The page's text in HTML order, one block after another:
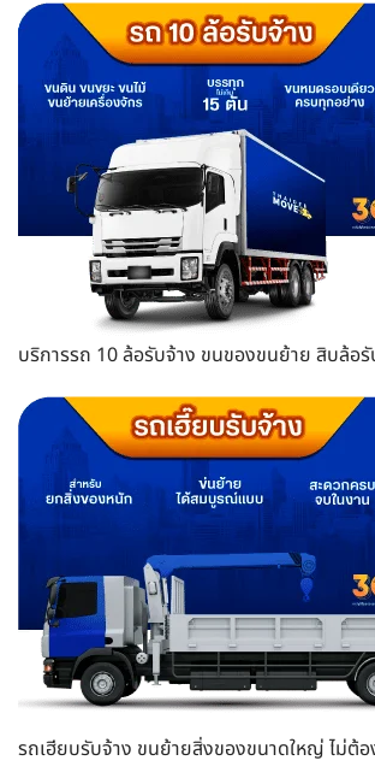
บริการรถ 10 ล้อรับจ้าง ขนของขนย้าย สิบล้อ
รถเฮียบรับจ้าง ขนย้ายสิ่งของขนาดใหญ่ ไม่ต้อ